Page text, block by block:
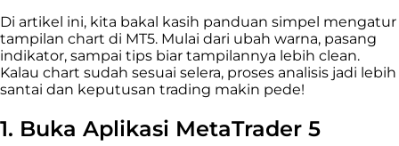
Di artikel ini, kita bakal kasih panduan simpel mengatur
tampilan chart di MT5. Mulai dari ubah warna, pasang
indikator, sampai tips biar tampilannya lebih clean.
Kalau chart sudah sesuai selera, proses analisis jadi lebih
santai dan keputusan trading makin pede!
1. Buka Aplikasi MetaTrader 5